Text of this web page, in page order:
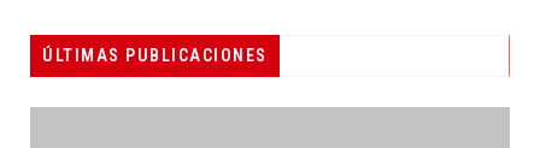
ÚLTIMAS PUBLICACIONES